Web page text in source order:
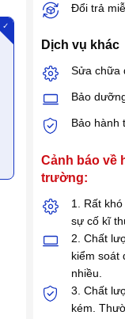
✓
Đổi trả
Dịch vụ khác
Sửa chữa
Bảo
Bảo hành
Cảnh báo về
trường:
1. Rất
sự cố kĩ
2. Chất
kiểm soát
nhiều.
3. Chất
kém.